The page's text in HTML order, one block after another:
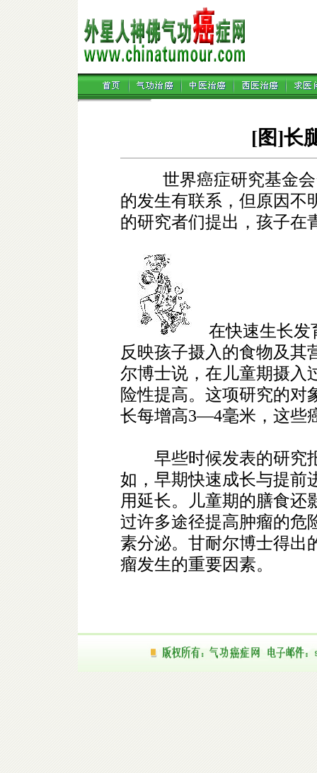
[图]长
世界癌症研究基金会
的发生有联系，但原因不
的研究者们提出，孩子在
在快速生长发
反映孩子摄入的食物及其
尔博士说，在儿童期摄入
险性提高。这项研究的
长每增高3—4毫米，这些
早些时候发表的研究
如，早期快速成长与提前
用延长。儿童期的膳食
过许多途径提高肿瘤的危
素分泌。甘耐尔博士得出
瘤发生的重要因素。